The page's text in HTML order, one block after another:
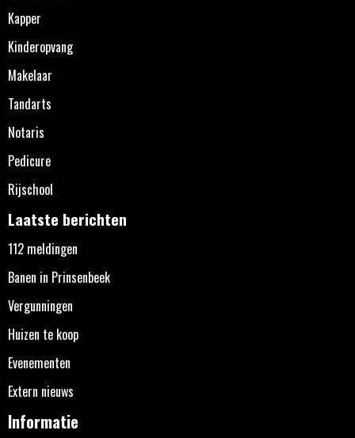
Kapper
Kinderopvang
Makelaar
Tandarts
Notaris
Pedicure
Rijschool
Laatste berichten
112 meldingen
Banen in Prinsenbeek
Vergunningen
Huizen te koop
Evenementen
Extern nieuws
Informatie